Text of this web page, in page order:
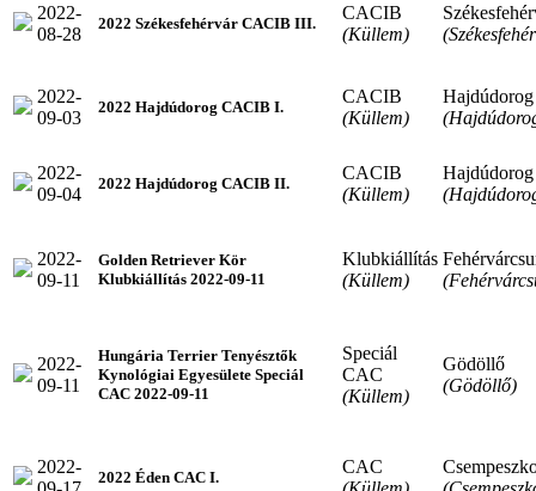
2022-
08-28
2022 Székesfehérvár CACIB III.
CACIB
(Küllem)
2022-
09-03
2022 Hajdúdorog CACIB I.
CACIB
(Küllem)
Hajdúdorog
2022-
09-04
2022 Hajdúdorog CACIB II.
CACIB
(Küllem)
Hajdúdorog
2022-
09-11
Golden Retriever Kör
Klubkiállítás 2022-09-11
Klubkiállítás
(Küllem)
2022-
09-11
Hungária Terrier Tenyésztők
Kynológiai Egyesülete Speciál
CAC 2022-09-11
Speciál
CAC
(Küllem)
Gödöllő
(Gödöllő)
2022-
2022 Éden CAC I.
CAC